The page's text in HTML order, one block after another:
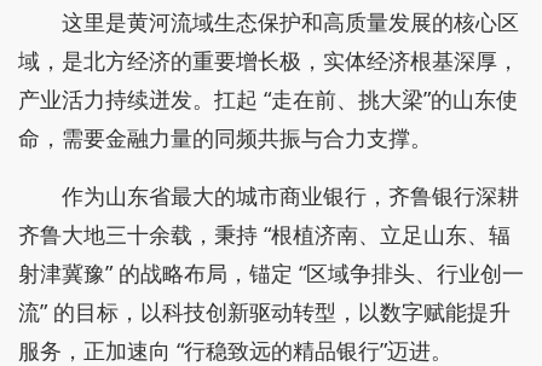
这里是黄河流域生态保护和高质量发展的核心区
域，是北方经济的重要增长极，实体经济根基深厚，
产业活力持续迸发。扛起 “走在前、挑大梁”的山东使
命，需要金融力量的同频共振与合力支撑。
作为山东省最大的城市商业银行，齐鲁银行深耕
齐鲁大地三十余载，秉持 “根植济南、立足山东、辐
射津冀豫” 的战略布局，锚定 “区域争排头、行业创一
流” 的目标，以科技创新驱动转型，以数字赋能提升
服务，正加速向 “行稳致远的精品银行”迈进。